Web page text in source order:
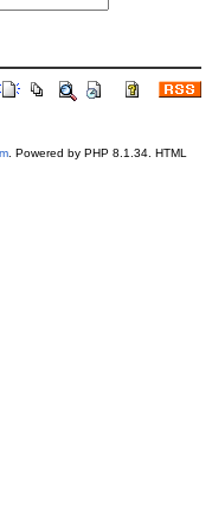
. Powered by PHP 8.1.34. HTML